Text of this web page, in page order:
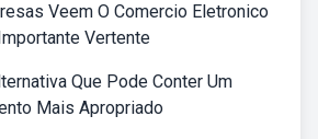
Veem O Comercio Eletronico
Vertente
Que Pode Conter Um
Mais Apropriado